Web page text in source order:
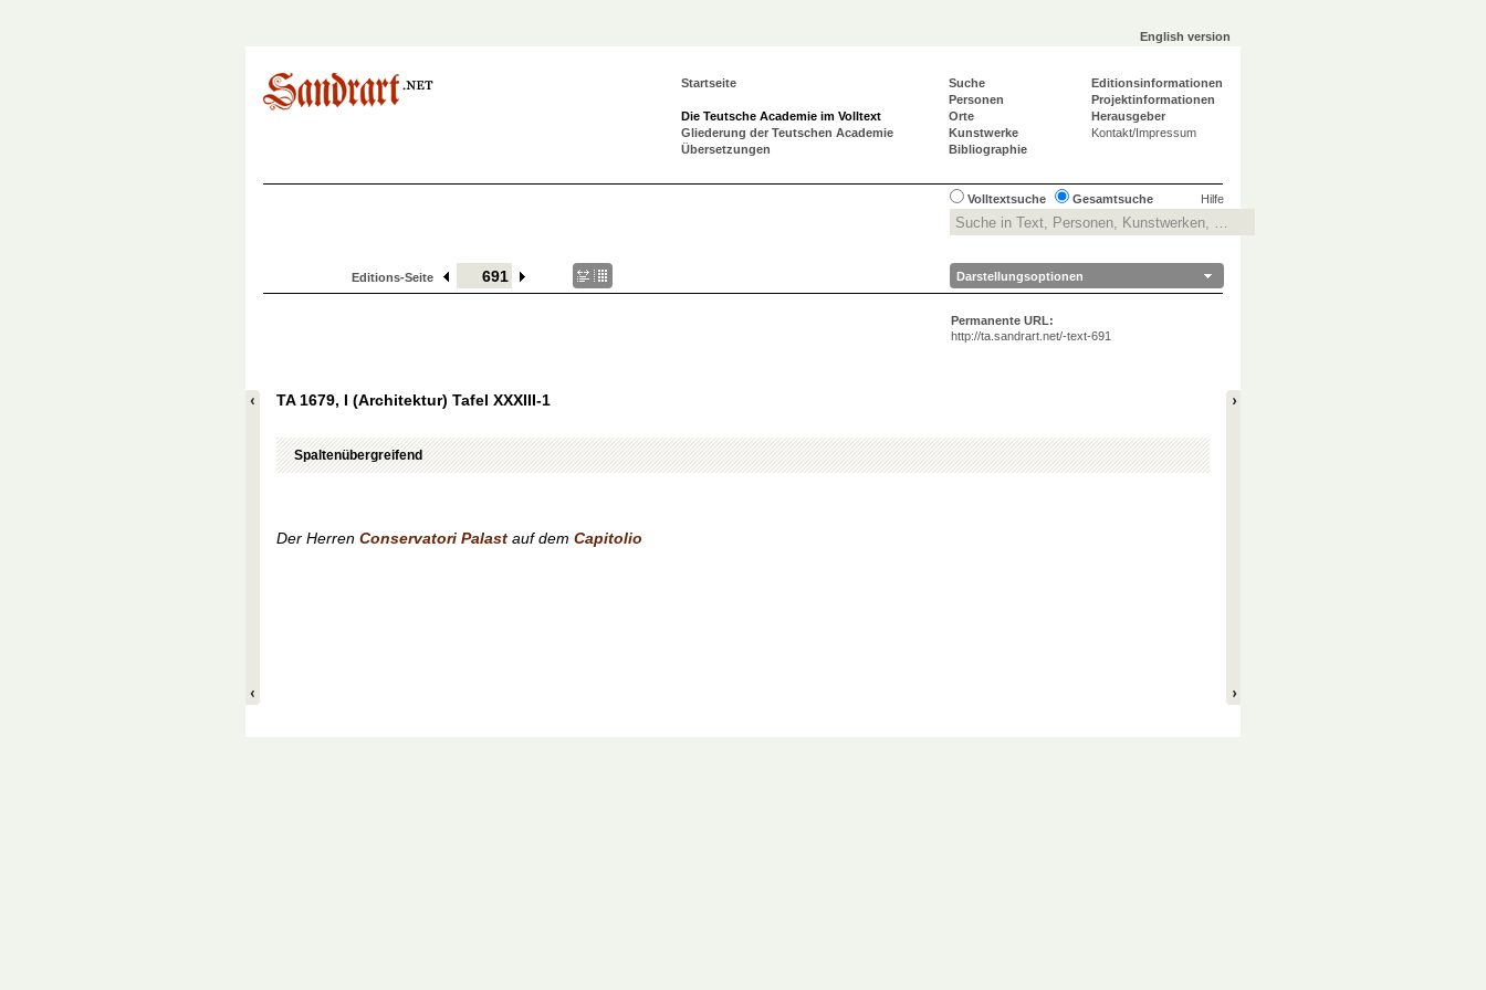
English version
Startseite
Die Teutsche Academie im Volltext
Gliederung der Teutschen Academie
Übersetzungen
Suche
Personen
Orte
Kunstwerke
Bibliographie
Editionsinformationen
Projektinformationen
Herausgeber
Kontakt/Impressum
Editions-Seite
Hilfe
Volltextsuche Gesamtsuche
Darstellungsoptionen
Permanente URL:
http://ta.sandrart.net/-text-691
TA 1679, I (Architektur) Tafel XXXIII-1
Spaltenübergreifend
Der Herren Conservatori Palast auf dem Capitolio